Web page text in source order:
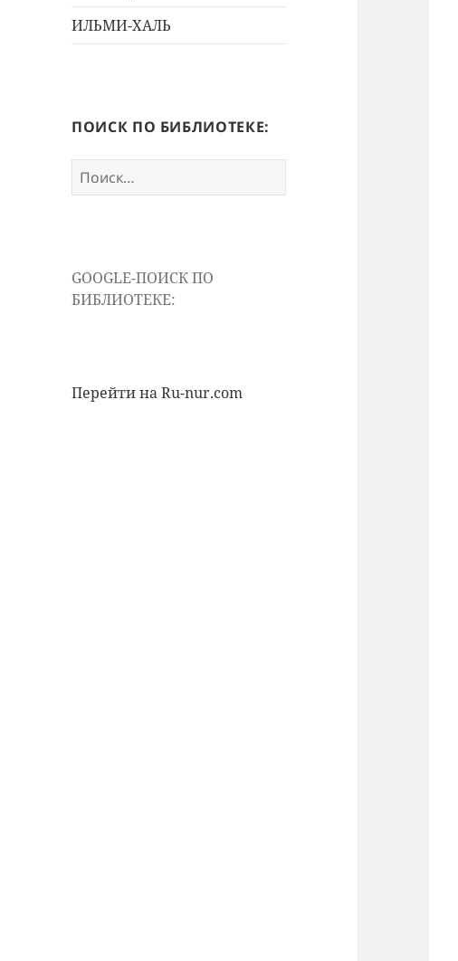
ИЛЬМИ-ХАЛЬ
ПОИСК ПО БИБЛИОТЕКЕ:
Найти:
GOOGLE-ПОИСК ПО
БИБЛИОТЕКЕ:
Перейти на Ru-nur.com